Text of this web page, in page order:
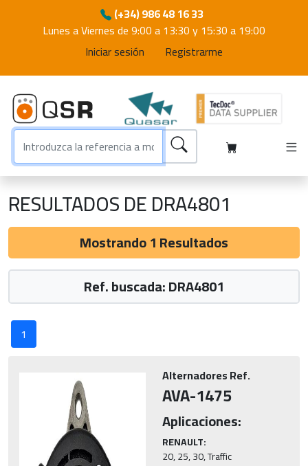
(+34) 986 48 16 33
Lunes a Viernes de 9:00 a 13:30 y 15:30 a 19:00
Iniciar sesión
Registrarme
RESULTADOS DE DRA4801
Mostrando 1 Resultados
Ref. buscada: DRA4801
1
Alternadores Ref.
AVA-1475
Aplicaciones:
RENAULT:
20, 25, 30, Traffic